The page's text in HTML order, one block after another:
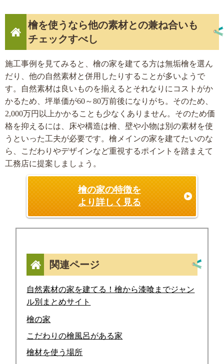
檜を使うなら他の素材との兼ね合いも
チェックすべし
施工事例を見てみると、檜の家を建てる方は無垢檜を選ん
だり、他の自然素材と併用したりすることが多いようで
す。自然素材は良いものを揃えるとそれなりにコストがか
かるため、坪単価が60～80万前後になりがち。そのため、
2,000万円以上かかることも少なくありません。そのため価
格を抑えるには、床や構造は檜、壁や小物は別の素材を使
うといった工夫が必要です。檜メインの家を建てたいのな
ら、こだわりやデザインなど重視するポイントを踏まえて
工務店に提案しましょう。
檜の家の特徴を
より詳しく見る
関連ページ
自然素材の家を建てる！檜から漆喰までジャン
ル別まとめサイト
檜の家
こだわりの檜風呂がある家
檜材を使う場所